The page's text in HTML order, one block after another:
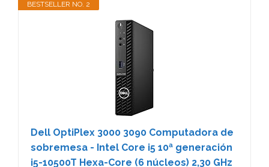
BESTSELLER NO. 2
Dell OptiPlex 3000 3090 Computadora de
sobremesa - Intel Core i5 10ª generación
i5-10500T Hexa-Core (6 núcleos) 2,30 GHz